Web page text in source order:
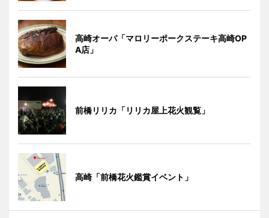
高崎オーパ「マロリーポークステーキ高崎OP
A店」
前橋リリカ「リリカ屋上花火観覧」
高崎「前橋花火鑑賞イベント」